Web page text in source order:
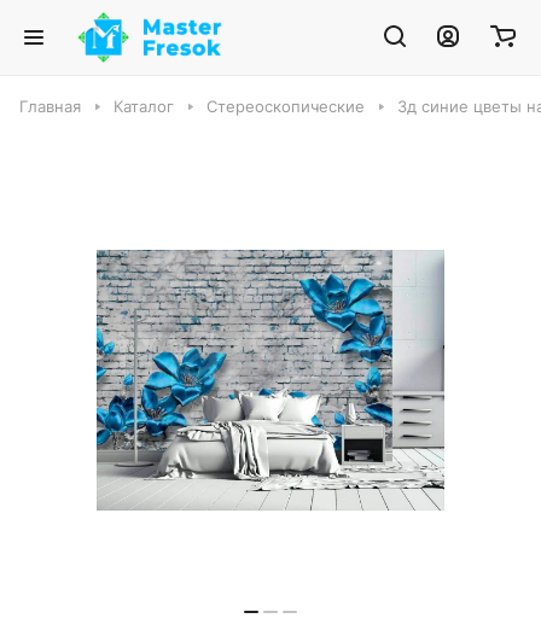
Главная Каталог Стереоскопические 3д синие цветы